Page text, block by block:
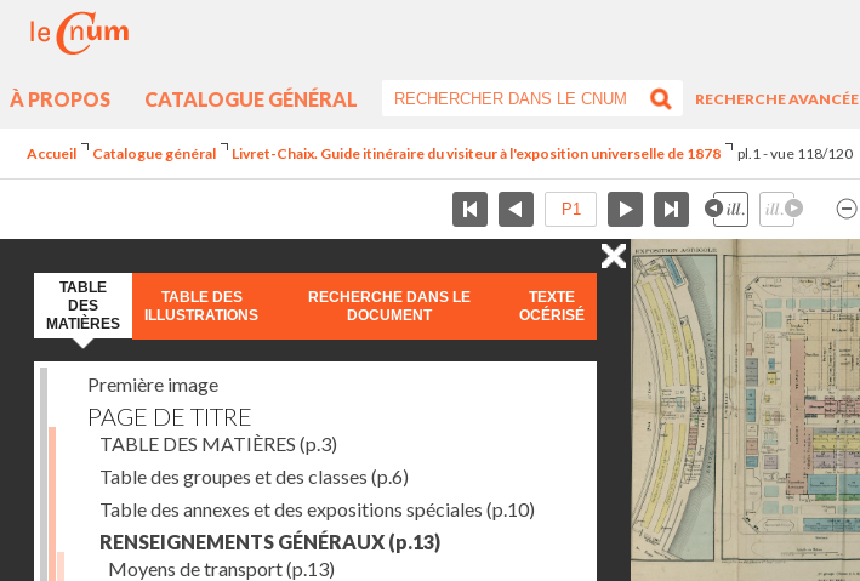
À PROPOS CATALOGUE GÉNÉRAL
RECHERCHE AVANCÉE
Accueil Catalogue général Livret-Chaix. Guide itinéraire du visiteur à l'exposition universelle de 1878 pl.1 - vue 118/120
TABLE
DES
MATIÈRES
TABLE DES
ILLUSTRATIONS
RECHERCHE DANS LE
DOCUMENT
TEXTE
OCÉRISÉ
Première image
PAGE DE TITRE
TABLE DES MATIÈRES (p.3)
Table des groupes et des classes (p.6)
Table des annexes et des expositions spéciales (p.10)
RENSEIGNEMENTS GÉNÉRAUX (p.13)
Moyens de transport(p.13)